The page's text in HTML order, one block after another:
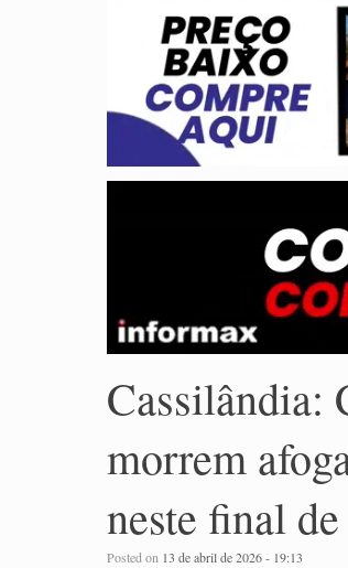
Cassilândia:
morrem
neste final
Posted on 13 de abril de 2026 - 19:13